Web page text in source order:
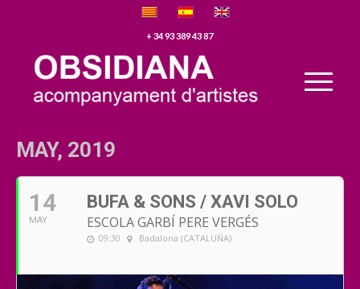
+ 34 93 389 43 87
MAY, 2019
14
MAY
BUFA & SONS / XAVI SOLO
ESCOLA GARBÍ PERE VERGÉS
09:30 Badalona (CATALUÑA)